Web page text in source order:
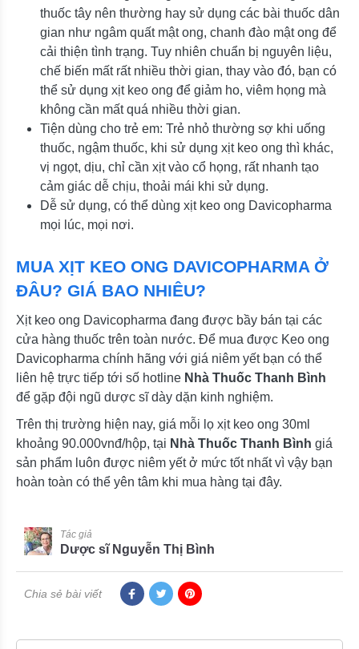
thuốc tây nên thường hay sử dụng các bài thuốc dân
gian như ngâm quất mật ong, chanh đào mật ong để
cải thiện tình trạng. Tuy nhiên chuẩn bị nguyên liệu,
chế biến mất rất nhiều thời gian, thay vào đó, bạn có
thể sử dụng xịt keo ong để giảm ho, viêm họng mà
không cần mất quá nhiều thời gian.
Tiện dùng cho trẻ em: Trẻ nhỏ thường sợ khi uống
thuốc, ngậm thuốc, khi sử dụng xịt keo ong thì khác,
vị ngọt, dịu, chỉ cần xịt vào cổ họng, rất nhanh tạo
cảm giác dễ chịu, thoải mái khi sử dụng.
Dễ sử dụng, có thể dùng xịt keo ong Davicopharma
mọi lúc, mọi nơi.
MUA XỊT KEO ONG DAVICOPHARMA Ở
ĐÂU? GIÁ BAO NHIÊU?
Xịt keo ong Davicopharma đang được bầy bán tại các
cửa hàng thuốc trên toàn nước. Để mua được Keo ong
Davicopharma chính hãng với giá niêm yết bạn có thể
liên hệ trực tiếp tới số hotline Nhà Thuốc Thanh Bình
để gặp đội ngũ dược sĩ dày dặn kinh nghiệm.
Trên thị trường hiện nay, giá mỗi lọ xịt keo ong 30ml
khoảng 90.000vnđ/hộp, tại Nhà Thuốc Thanh Bình giá
sản phẩm luôn được niêm yết ở mức tốt nhất vì vậy bạn
hoàn toàn có thể yên tâm khi mua hàng tại đây.
Tác giả
Dược sĩ Nguyễn Thị Bình
Chia sẻ bài viết